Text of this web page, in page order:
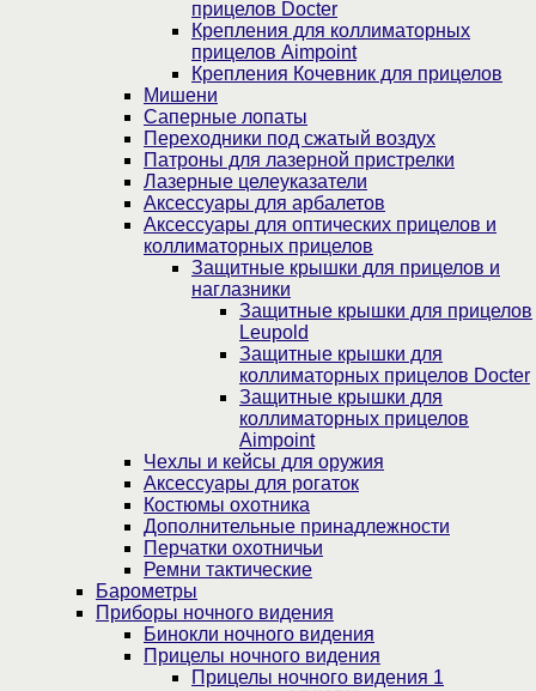
прицелов Docter
Крепления для коллиматорных
прицелов Aimpoint
Крепления Кочевник для прицелов
Мишени
Саперные лопаты
Переходники под сжатый воздух
Патроны для лазерной пристрелки
Лазерные целеуказатели
Аксессуары для арбалетов
Аксессуары для оптических прицелов и
коллиматорных прицелов
Защитные крышки для прицелов и
наглазники
Защитные крышки для прицелов
Leupold
Защитные крышки для
коллиматорных прицелов Docter
Защитные крышки для
коллиматорных прицелов
Aimpoint
Чехлы и кейсы для оружия
Аксессуары для рогаток
Костюмы охотника
Дополнительные принадлежности
Перчатки охотничьи
Ремни тактические
Барометры
Приборы ночного видения
Бинокли ночного видения
Прицелы ночного видения
Прицелы ночного видения 1